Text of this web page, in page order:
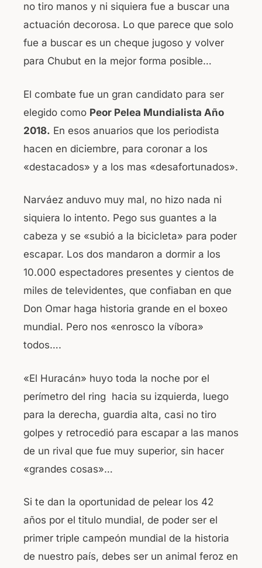
no tiro manos y ni siquiera fue a buscar una
actuación decorosa. Lo que parece que solo
fue a buscar es un cheque jugoso y volver
para Chubut en la mejor forma posible…
El combate fue un gran candidato para ser
elegido como Peor Pelea Mundialista Año
2018. En esos anuarios que los periodista
hacen en diciembre, para coronar a los
«destacados» y a los mas «desafortunados».
Narváez anduvo muy mal, no hizo nada ni
siquiera lo intento. Pego sus guantes a la
cabeza y se «subió a la bicicleta» para poder
escapar. Los dos mandaron a dormir a los
10.000 espectadores presentes y cientos de
miles de televidentes, que confiaban en que
Don Omar haga historia grande en el boxeo
mundial. Pero nos «enrosco la víbora»
todos….
«El Huracán» huyo toda la noche por el
perímetro del ring hacia su izquierda, luego
para la derecha, guardia alta, casi no tiro
golpes y retrocedió para escapar a las manos
de un rival que fue muy superior, sin hacer
«grandes cosas»…
Si te dan la oportunidad de pelear los 42
años por el titulo mundial, de poder ser el
primer triple campeón mundial de la historia
de nuestro país, debes ser un animal feroz en